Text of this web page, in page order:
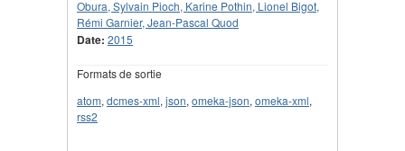
Obura, Sylvain Pioch, Karine Pothin, Lionel Bigot,
Rémi Garnier, Jean-Pascal Quod
Date: 2015
Formats de sortie
atom, dcmes-xml, json, omeka-json, omeka-xml,
rss2